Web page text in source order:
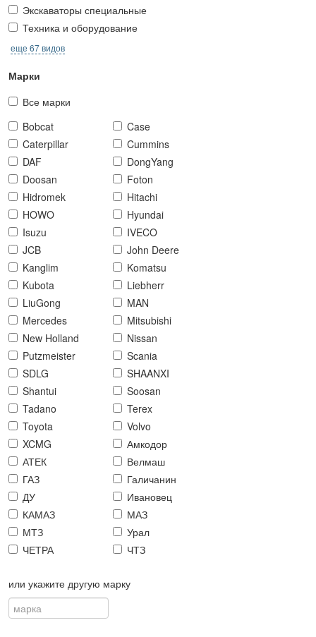
Экскаваторы специальные
Техника и оборудование
еще 67 видов
Марки
Все марки
Bobcat
Case
Caterpillar
Cummins
DAF
DongYang
Doosan
Foton
Hidromek
Hitachi
HOWO
Hyundai
Isuzu
IVECO
JCB
John Deere
Kanglim
Komatsu
Kubota
Liebherr
LiuGong
MAN
Mercedes
Mitsubishi
New Holland
Nissan
Putzmeister
Scania
SDLG
SHAANXI
Shantui
Soosan
Tadano
Terex
Toyota
Volvo
XCMG
Амкодор
АТЕК
Велмаш
ГАЗ
Галичанин
ДУ
Ивановец
КАМАЗ
МАЗ
МТЗ
Урал
ЧЕТРА
ЧТЗ
или укажите другую марку